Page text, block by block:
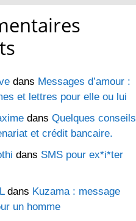
dans Messages d’amour :
et lettres pour elle ou lui
dans Quelques conseils
et crédit bancaire.
dans SMS pour ex*i*ter
dans Kuzama : message
un homme